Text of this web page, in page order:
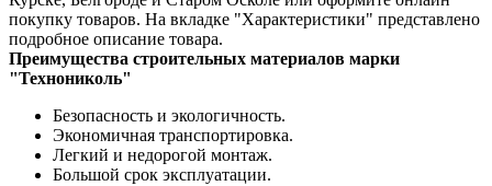
покупку товаров. На вкладке "Характеристики" представлено
подробное описание товара.
Преимущества строительных материалов марки
"Технониколь"
Безопасность и экологичность.
Экономичная транспортировка.
Легкий и недорогой монтаж.
Большой срок эксплуатации.